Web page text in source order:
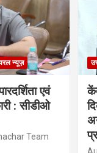
न्यूज़
एवं
: सीडीओ
Team